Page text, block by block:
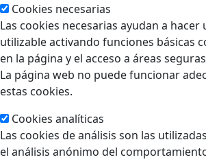
Cookies necesarias
Las cookies necesarias ayudan a hacer
utilizable activando funciones básicas
en la página y el acceso a áreas
La página web no puede funcionar
estas cookies.
Cookies analíticas
Las cookies de análisis son las
el análisis anónimo del